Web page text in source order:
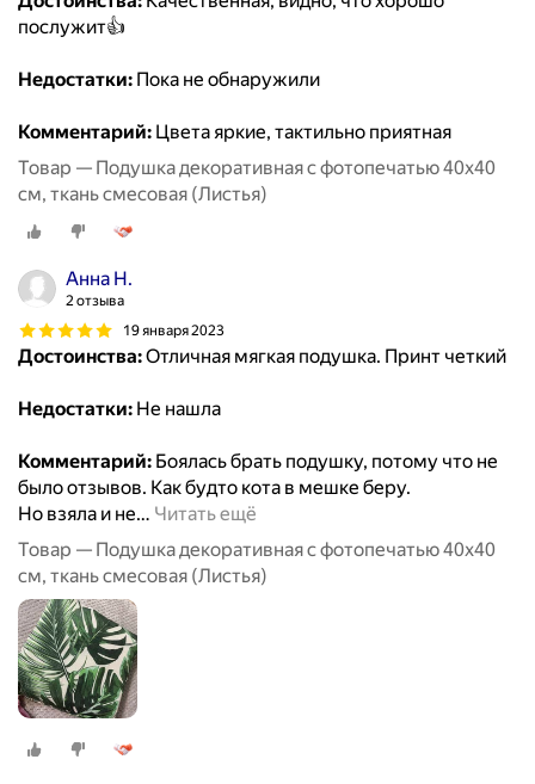
послужит👍
Недостатки: Пока не обнаружили
Комментарий: Цвета яркие, тактильно приятная
Товар — Подушка декоративная с фотопечатью 40х40
см, ткань смесовая (Листья)
Анна Н.
2 отзыва
19 января 2023
Достоинства:Отличная мягкая подушка. Принт четкий
Недостатки: Не нашла
Комментарий: Боялась брать подушку, потому что не
было отзывов. Как будто кота в мешке беру.
Но взяла и не… Читать ещё
Товар — Подушка декоративная с фотопечатью 40х40
см, ткань смесовая (Листья)